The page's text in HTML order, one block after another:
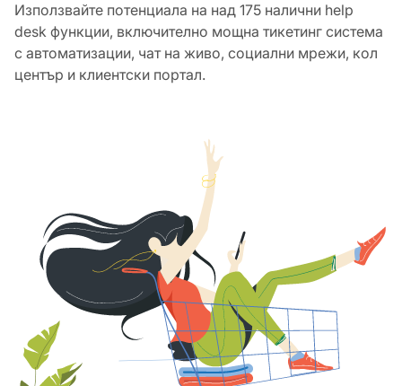
Използвайте потенциала на над 175 налични help
desk функции, включително мощна тикетинг система
с автоматизации, чат на живо, социални мрежи, кол
център и клиентски портал.